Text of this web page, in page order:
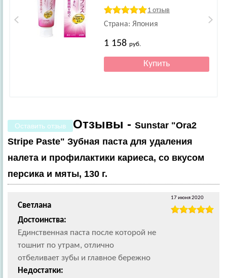
1 отзыв
Страна: Япония
1 158руб.
Оставить отзыв Отзывы - Sunstar "Ora2
Stripe Paste" Зубная паста для удаления
налета и профилактики кариеса, со вкусом
персика и мяты, 130 г.
Светлана
Достоинства:
Единственная паста после которой не
тошнит по утрам, отлично
отбеливает зубы и главное бережно
Недостатки:
17 июня 2020